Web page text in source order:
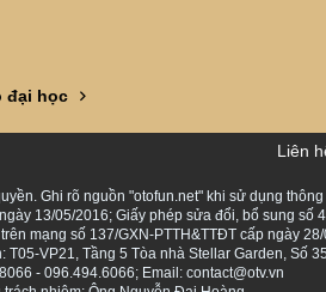
đại học
Liên
Ghi rõ nguồn "otofun.net" khi sử dụng
13/05/2016; Giấy phép sửa đổi, bổ sung số
mạng số 137/GXN-PTTH&TTĐT cấp ngày
VP21, Tầng 5 Tòa nhà Stellar Garden, Số
- 096.494.6066; Email: contact@otv.vn